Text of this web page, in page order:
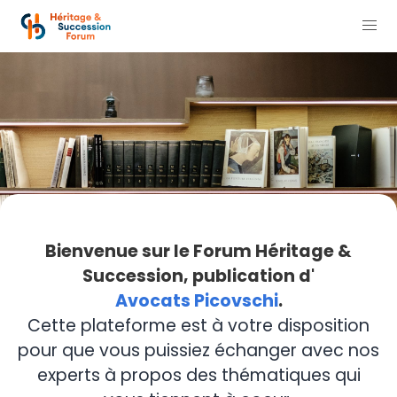
Bienvenue sur le Forum Héritage &
Succession, publication d'
Avocats Picovschi.
Cette plateforme est à votre disposition
pour que vous puissiez échanger avec nos
experts à propos des thématiques qui